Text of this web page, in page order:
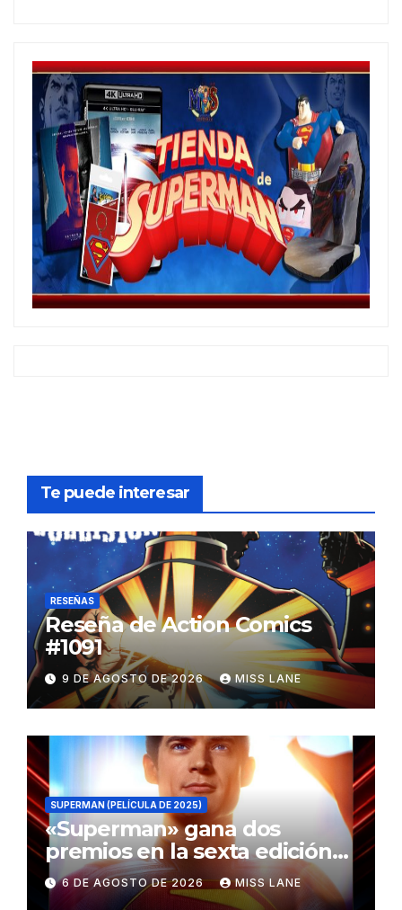
Te puede interesar
RESEÑAS
Reseña de Action Comics
#1091
9 DE AGOSTO DE 2026 MISS LANE
SUPERMAN (PELÍCULA DE 2025)
«Superman» gana dos
premios en la sexta edición
de los Critics Choice Super
Awards
6 DE AGOSTO DE 2026 MISS LANE